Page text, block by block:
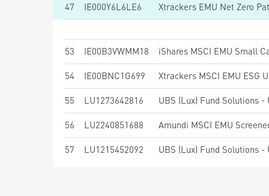
47 IE000Y6L6LE6
53 IE00B3VWMM18 iShares MSCI EMU Small
54 IE00BNC1G699 Xtrackers MSCI EMU ESG
55 LU1273642816
56 LU2240851688 Amundi MSCI EMU
57 LU1215452092